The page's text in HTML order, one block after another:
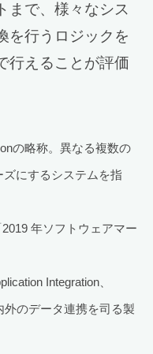
まで、様々なシス
を行うロジックを
行えることが評価
の略称。異なる複数の
にするシステムを指
年ソフトウェアマー
Integration、
のデータ連携を司る製